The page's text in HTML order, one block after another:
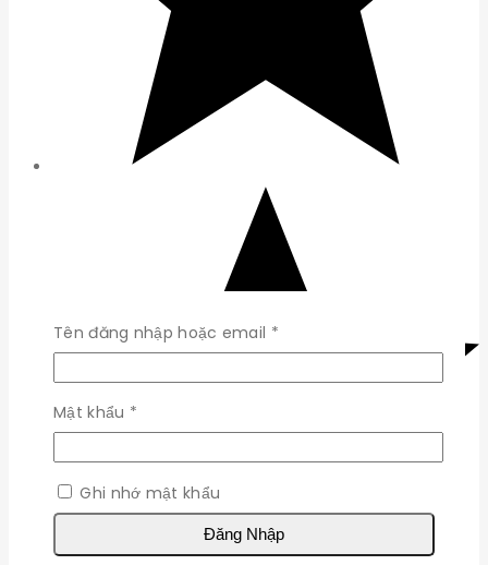
Tên đăng nhập hoặc email *Bắt
buộc
Mật khẩu *
buộc
Ghi nhớ mật khẩu
Đăng Nhập